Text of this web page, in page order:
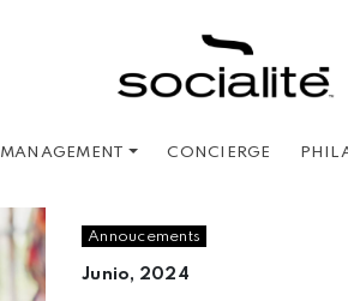
CONCIERGE
Annoucements
Junio, 2024